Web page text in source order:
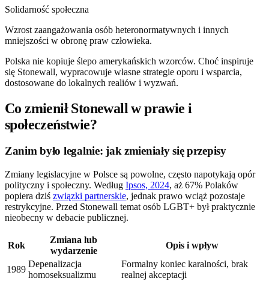
Solidarność społeczna
Wzrost zaangażowania osób heteronormatywnych i innych
mniejszości w obronę praw człowieka.
Polska nie kopiuje ślepo amerykańskich wzorców. Choć inspiruje
się Stonewall, wypracowuje własne strategie oporu i wsparcia,
dostosowane do lokalnych realiów i wyzwań.
Co zmienił Stonewall w prawie i
społeczeństwie?
Zanim było legalnie: jak zmieniały się przepisy
Zmiany legislacyjne w Polsce są powolne, często napotykają opór
polityczny i społeczny. Według Ipsos, 2024, aż 67% Polaków
popiera dziś związki partnerskie, jednak prawo wciąż pozostaje
restrykcyjne. Przed Stonewall temat osób LGBT+ był praktycznie
nieobecny w debacie publicznej.
Rok
Zmiana lub
wydarzenie
Opis i wpływ
1989
Depenalizacja
homoseksualizmu
Formalny koniec karalności, brak
realnej akceptacji